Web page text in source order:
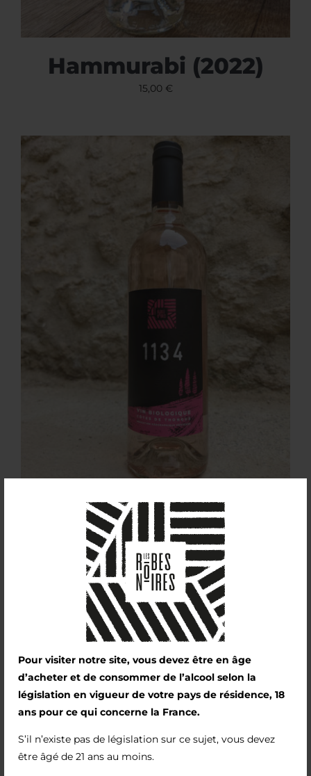
Pour visiter notre site, vous devez être en âge
d’acheter et de consommer de l’alcool selon la
législation en vigueur de votre pays de résidence, 18
ans pour ce qui concerne la France.
S’il n’existe pas de législation sur ce sujet, vous devez
être âgé de 21 ans au moins.
Hammurabi (2022)
15,00 €
1134 (2022)
8,00€